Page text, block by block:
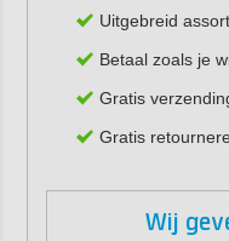
Uitgebreid
Betaal zoals je
Gratis
Gratis
Wij